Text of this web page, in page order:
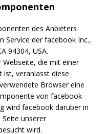
des Anbieters
Service der facebook Inc.,
94304, USA.
Webseite, die mit einer
veranlasst diese
Browser eine
von facebook
wird facebook darüber in
unserer
wird.